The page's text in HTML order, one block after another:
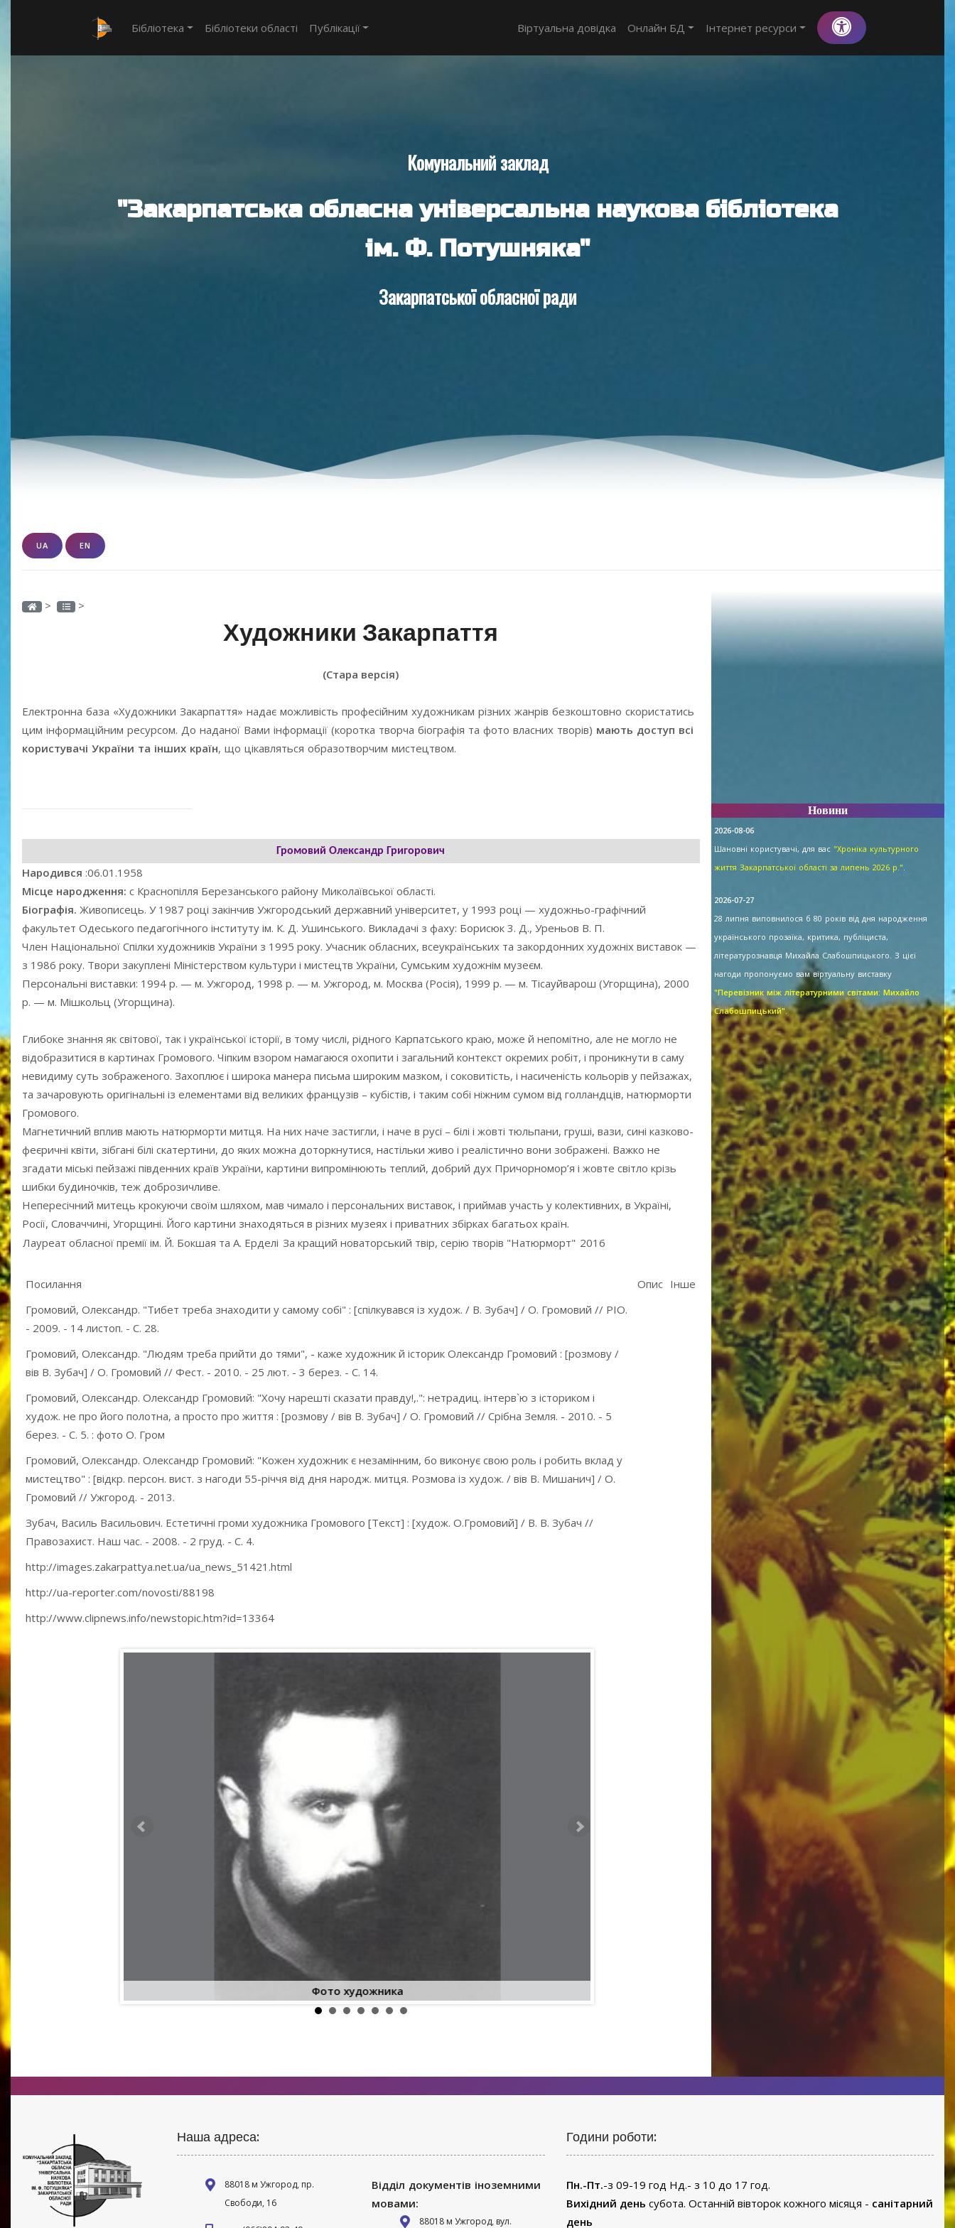
Бібліотека Бібліотеки області Публікації Віртуальна довідка Онлайн БД Інтернет ресурси
Комунальний заклад
"Закарпатська обласна універсальна наукова бібліотека
ім. Ф. Потушняка"
Закарпатської обласної ради
UA EN
> >
Художники Закарпаття
(Стара версія)
Електронна база «Художники Закарпаття» надає можливість професійним художникам різних жанрів безкоштовно скористатись
цим інформаційним ресурсом. До наданої Вами інформації (коротка творча біографія та фото власних творів) мають доступ всі
користувачі України та інших країн, що цікавляться образотворчим мистецтвом.
Громовий Олександр Григорович
Народився :06.01.1958
Місце народження: с Краснопілля Березанського району Миколаївської області.
Біографія. Живописець. У 1987 році закінчив Ужгородський державний університет, у 1993 році — художньо-графічний
факультет Одеського педагогічного інституту ім. К. Д. Ушинського. Викладачі з фаху: Борисюк 3. Д., Уреньов В. П.
Член Національної Спілки художників України з 1995 року. Учасник обласних, всеукраїнських та закордонних художніх виставок —
з 1986 року. Твори закуплені Міністерством культури і мистецтв України, Сумським художнім музеєм.
Персональні виставки: 1994 р. — м. Ужгород, 1998 р. — м. Ужгород, м. Москва (Росія), 1999 р. — м. Тісауйварош (Угорщина), 2000
р. — м. Мішкольц (Угорщина).
Глибоке знання як світової, так і української історії, в тому числі, рідного Карпатського краю, може й непомітно, але не могло не
відобразитися в картинах Громового. Чіпким взором намагаюся охопити і загальний контекст окремих робіт, і проникнути в саму
невидиму суть зображеного. Захоплює і широка манера письма широким мазком, і соковитість, і насиченість кольорів у пейзажах,
та зачаровують оригінальні із елементами від великих французів – кубістів, і таким собі ніжним сумом від голландців, натюрморти
Громового.
Магнетичний вплив мають натюрморти митця. На них наче застигли, і наче в русі – білі і жовті тюльпани, груші, вази, сині казково-
феєричні квіти, зібгані білі скатертини, до яких можна доторкнутися, настільки живо і реалістично вони зображені. Важко не
згадати міські пейзажі південних країв України, картини випромінюють теплий, добрий дух Причорномор’я і жовте світло крізь
шибки будиночків, теж доброзичливе.
Непересічний митець крокуючи своїм шляхом, мав чимало і персональних виставок, і приймав участь у колективних, в Україні,
Росії, Словаччині, Угорщині. Його картини знаходяться в різних музеях і приватних збірках багатьох країн.
Лауреат обласної премії ім. Й. Бокшая та А. Ерделі За кращий новаторський твір, серію творів "Натюрморт" 2016
Посилання Опис Інше
Громовий, Олександр. "Тибет треба знаходити у самому собі" : [спілкувався із худож. / В. Зубач] / О. Громовий // РІО.
- 2009. - 14 листоп. - С. 28.
Громовий, Олександр. "Людям треба прийти до тями", - каже художник й історик Олександр Громовий : [розмову /
вів В. Зубач] / О. Громовий // Фест. - 2010. - 25 лют. - 3 берез. - С. 14.
Громовий, Олександр. Олександр Громовий: "Хочу нарешті сказати правду!,.": нетрадиц. інтерв`ю з істориком і
худож. не про його полотна, а просто про життя : [розмову / вів В. Зубач] / О. Громовий // Срібна Земля. - 2010. - 5
берез. - С. 5. : фото О. Гром
Громовий, Олександр. Олександр Громовий: "Кожен художник є незамінним, бо виконує свою роль і робить вклад у
мистецтво" : [відкр. персон. вист. з нагоди 55-річчя від дня народж. митця. Розмова із худож. / вів В. Мишанич] / О.
Громовий // Ужгород. - 2013.
Зубач, Василь Васильович. Естетичні громи художника Громового [Текст] : [худож. О.Громовий] / В. В. Зубач //
Правозахист. Наш час. - 2008. - 2 груд. - С. 4.
http://images.zakarpattya.net.ua/ua_news_51421.html
http://ua-reporter.com/novosti/88198
http://www.clipnews.info/newstopic.htm?id=13364
Фото художника Малахітова статуетка
Новини
2026-08-06
Шановні користувачі, для вас "Хроніка культурного
життя Закарпатської області за липень 2026 р.".
2026-07-27
28 липня виповнилося б 80 років від дня народження
українського прозаїка, критика, публіциста,
літературознавця Михайла Слабошпицького. З цієї
нагоди пропонуємо вам віртуальну виставку
"Перевізник між літературними світами: Михайло
Слабошпицький".
Наша адреса:
88018 м Ужгород, пр.
Свободи, 16
Відділ документів іноземними
мовами:
88018 м Ужгород, вул.
Години роботи:
Пн.-Пт.-з 09-19 год Нд.- з 10 до 17 год.
Вихідний день субота. Останній вівторок кожного місяця - санітарний
день